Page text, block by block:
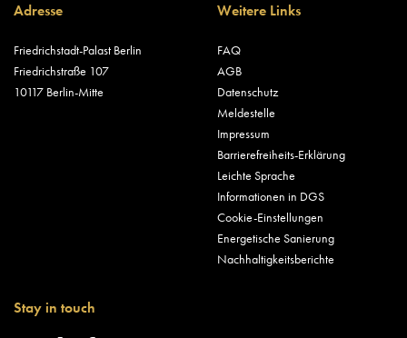
Adresse
Friedrichstadt-Palast Berlin
Friedrichstraße 107
10117 Berlin-Mitte
Weitere Links
FAQ
AGB
Datenschutz
Meldestelle
Impressum
Barrierefreiheits-Erklärung
Leichte Sprache
Informationen in DGS
Cookie-Einstellungen
Energetische Sanierung
Nachhaltigkeitsberichte
Stay in touch